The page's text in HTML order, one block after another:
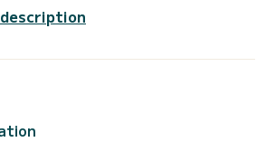
de 12 personnes. Avec une longueur
sur l'eau dans les environs